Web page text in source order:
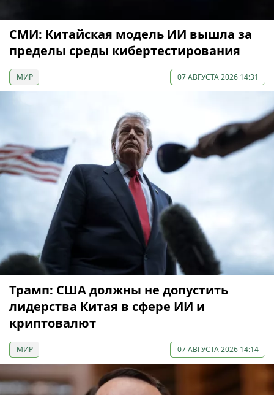
СМИ: Китайская модель ИИ вышла за
пределы среды кибертестирования
МИР 07 АВГУСТА 2026 14:31
Трамп: США должны не допустить
лидерства Китая в сфере ИИ и
криптовалют
МИР 07 АВГУСТА 2026 14:14